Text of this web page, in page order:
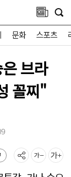
문화 스포츠
브라
꼴찌"